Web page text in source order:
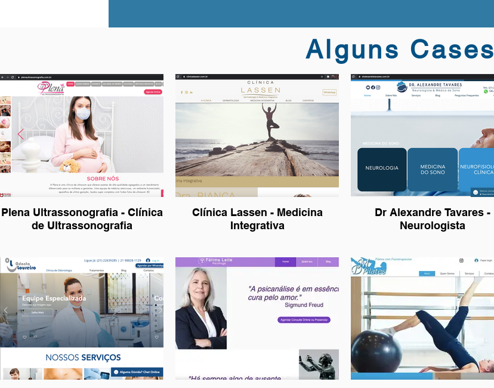
Alguns Cases
Plena Ultrassonografia - Clínica
de Ultrassonografia
Clínica Lassen - Medicina
Integrativa
Dr Alexandre Tavares -
Neurologista